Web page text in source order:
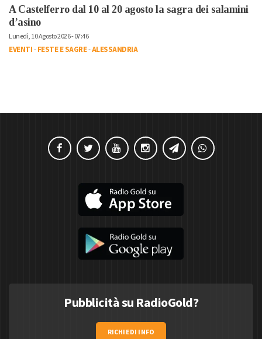
A Castelferro dal 10 al 20 agosto la sagra dei salamini
d’asino
Lunedì, 10 Agosto 2026 - 07:46
EVENTI-FESTE E SAGRE-ALESSANDRIA
Pubblicità su RadioGold?
RICHIEDI INFO